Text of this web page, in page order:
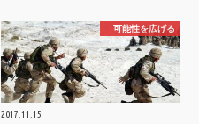
可能性を広げる
2017.11.15